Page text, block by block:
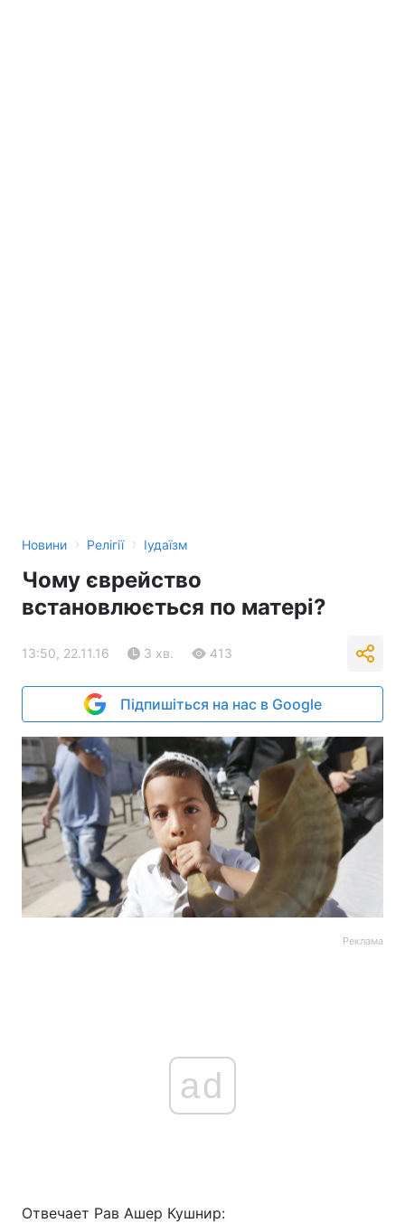
Новини › Релігії › Іудаїзм
Чому єврейство
встановлюється по матері?
13:50, 22.11.16 3 хв. 413
Підпишіться на нас в Google
Реклама
ad
Отвечает Рав Ашер Кушнир: